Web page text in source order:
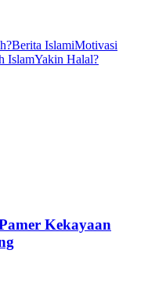
Berita IslamiMotivasi
IslamYakin Halal?
Kekayaan